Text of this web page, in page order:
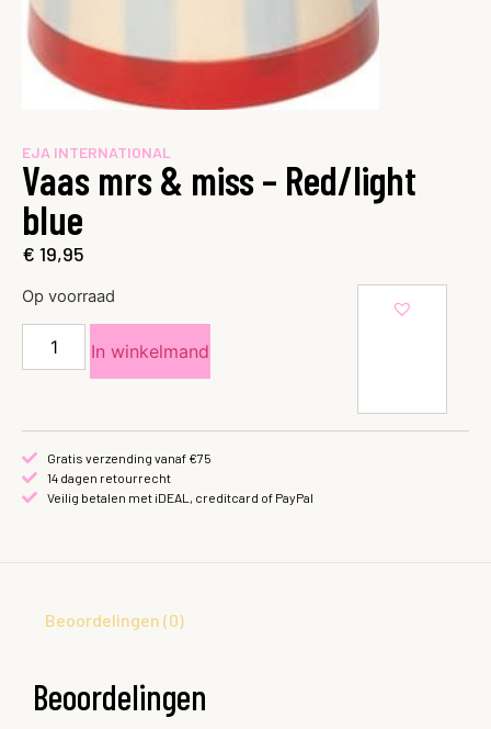
EJA INTERNATIONAL
Vaas mrs & miss – Red/light
blue
€ 19,95
Op voorraad
In winkelmand
Gratis verzending vanaf €75
14 dagen retourrecht
Veilig betalen met iDEAL, creditcard of PayPal
Beoordelingen (0)
Beoordelingen